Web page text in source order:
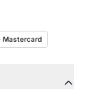
Mastercard